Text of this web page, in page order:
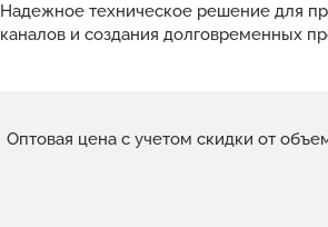
Надежное техническое решение для
каналов и создания долговременных
Оптовая цена с учетом скидки от